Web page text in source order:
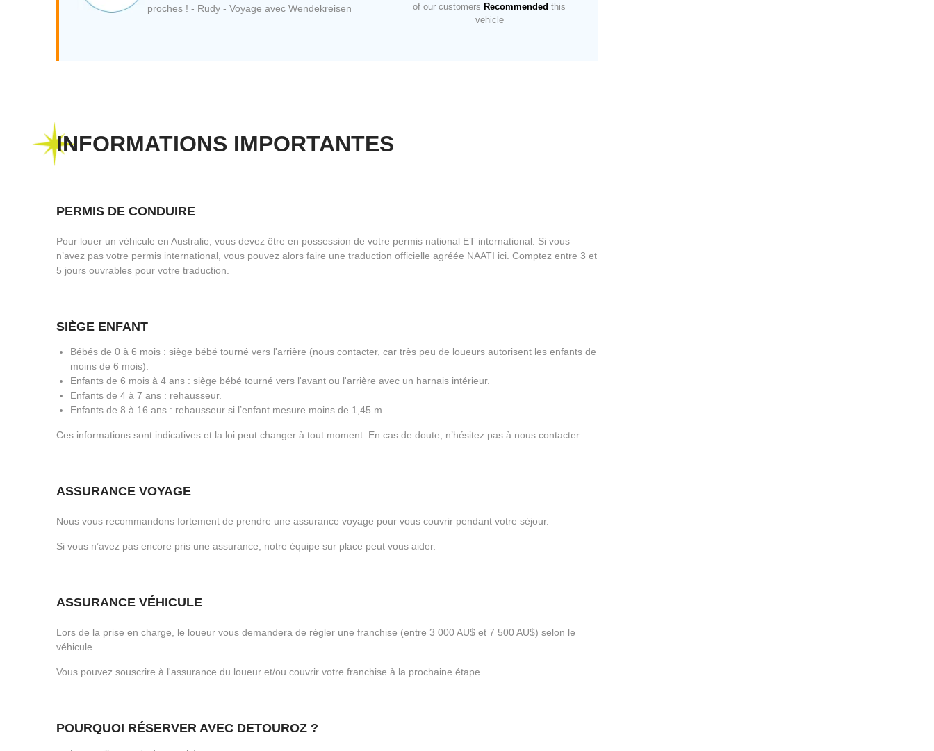
proches ! - Rudy - Voyage avec Wendekreisen
of our customers Recommendedthis
vehicle
INFORMATIONS IMPORTANTES
PERMIS DE CONDUIRE
Pour louer un véhicule en Australie, vous devez être en possession de votre permis national ET international. Si vous
n’avez pas votre permis international, vous pouvez alors faire une traduction officielle agréée NAATI ici. Comptez entre 3 et
5 jours ouvrables pour votre traduction.
SIÈGE ENFANT
Bébés de 0 à 6 mois : siège bébé tourné vers l'arrière (nous contacter, car très peu de loueurs autorisent les enfants de
moins de 6 mois).
Enfants de 6 mois à 4 ans : siège bébé tourné vers l'avant ou l'arrière avec un harnais intérieur.
Enfants de 4 à 7 ans : rehausseur.
Enfants de 8 à 16 ans : rehausseur si l’enfant mesure moins de 1,45 m.
Ces informations sont indicatives et la loi peut changer à tout moment. En cas de doute, n’hésitez pas à nous contacter.
ASSURANCE VOYAGE
Nous vous recommandons fortement de prendre une assurance voyage pour vous couvrir pendant votre séjour.
Si vous n’avez pas encore pris une assurance, notre équipe sur place peut vous aider.
ASSURANCE VÉHICULE
Lors de la prise en charge, le loueur vous demandera de régler une franchise (entre 3 000 AU$ et 7 500 AU$) selon le
véhicule.
Vous pouvez souscrire à l'assurance du loueur et/ou couvrir votre franchise à la prochaine étape.
POURQUOI RÉSERVER AVEC DETOUROZ ?